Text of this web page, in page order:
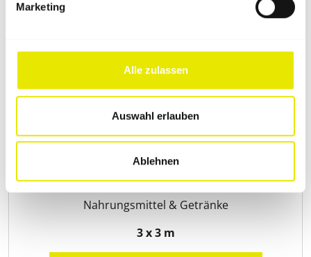
Marketing
Alle zulassen
Auswahl erlauben
Ablehnen
Pro-Tent MODUL 4000
Nahrungsmittel & Getränke
3 x 3 m